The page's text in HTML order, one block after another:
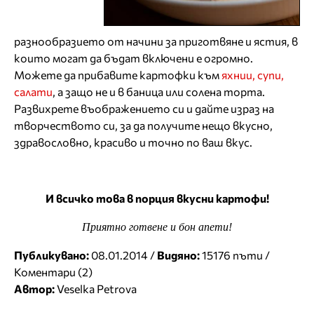
разнообразието от начини за приготвяне и ястия, в
които могат да бъдат включени е огромно.
Можете да прибавите картофки къмяхнии, супи,
салати, а защо не и в баница или солена торта.
Развихрете въображението си и дайте израз на
творчеството си, за да получите нещо вкусно,
здравословно, красиво и точно по ваш вкус.
И всичко това в порция вкусни картофи!
Приятно готвене и бон апети!
Публикувано: 08.01.2014 / Видяно:15176 пъти /
Коментари (2)
Автор:Veselka Petrova